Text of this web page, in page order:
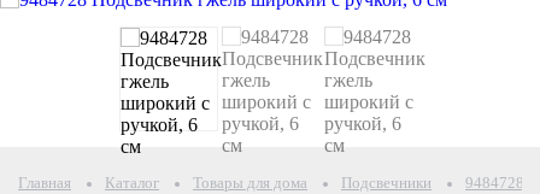
Главная Каталог Товары для дома Подсвечники 9484728